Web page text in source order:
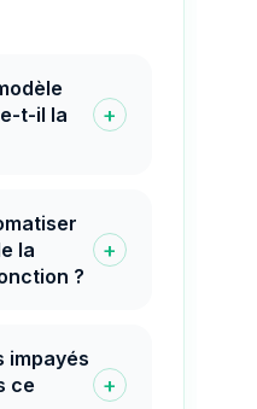
t-il la
+
la
?
+
impayés
ce
+